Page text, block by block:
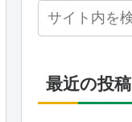
最近の投稿